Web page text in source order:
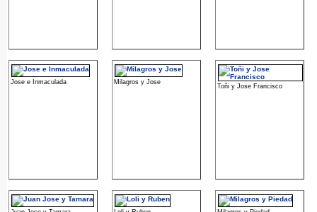
Jose e Inmaculada Milagros y Jose
Toñi y Jose Francisco